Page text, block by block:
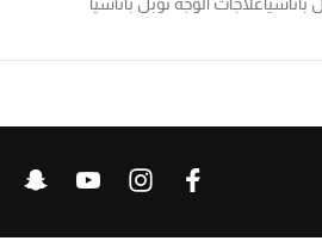
باناسياعلاجات الوجه نوبل باناسيا